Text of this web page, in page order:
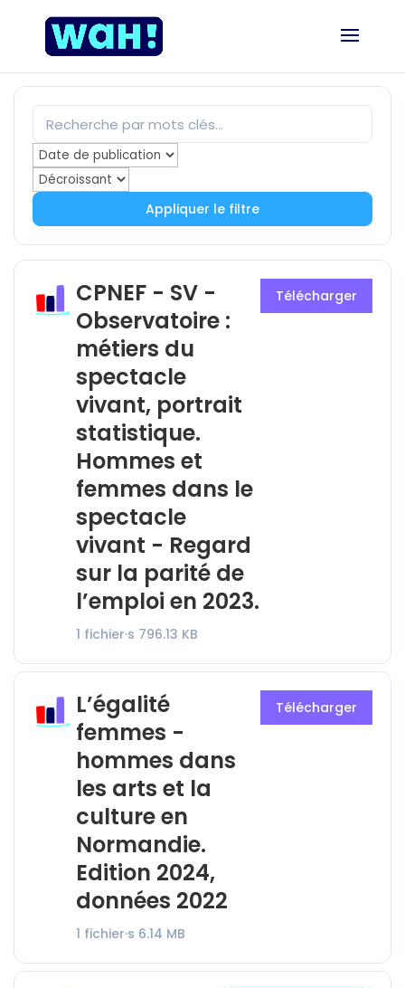
Appliquer le filtre
CPNEF - SV -
Observatoire :
métiers du
spectacle
vivant, portrait
statistique.
Hommes et
femmes dans le
spectacle
vivant - Regard
sur la parité de
l’emploi en 2023.
1 fichier·s 796.13 KB
Télécharger
L’égalité
femmes -
hommes dans
les arts et la
culture en
Normandie.
Edition 2024,
données 2022
1 fichier·s 6.14 MB
Télécharger